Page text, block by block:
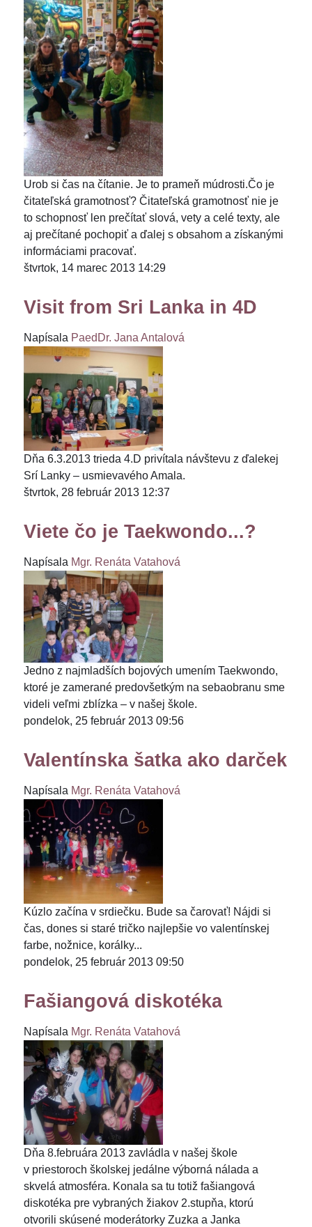
Urob si čas na čítanie. Je to prameň múdrosti.Čo je
čitateľská gramotnosť? Čitateľská gramotnosť nie je
to schopnosť len prečítať slová, vety a celé texty, ale
aj prečítané pochopiť a ďalej s obsahom a získanými
informáciami pracovať.
štvrtok, 14 marec 2013 14:29
Visit from Sri Lanka in 4D
Napísala PaedDr. Jana Antalová
Dňa 6.3.2013 trieda 4.D privítala návštevu z ďalekej
Srí Lanky – usmievavého Amala.
štvrtok, 28 február 2013 12:37
Viete čo je Taekwondo...?
Napísala Mgr. Renáta Vatahová
Jedno z najmladších bojových umením Taekwondo,
ktoré je zamerané predovšetkým na sebaobranu sme
videli veľmi zblízka – v našej škole.
pondelok, 25 február 2013 09:56
Valentínska šatka ako darček
Napísala Mgr. Renáta Vatahová
Kúzlo začína v srdiečku. Bude sa čarovať! Nájdi si
čas, dones si staré tričko najlepšie vo valentínskej
farbe, nožnice, korálky...
pondelok, 25 február 2013 09:50
Fašiangová diskotéka
Napísala Mgr. Renáta Vatahová
Dňa 8.februára 2013 zavládla v našej škole
v priestoroch školskej jedálne výborná nálada a
skvelá atmosféra. Konala sa tu totiž fašiangová
diskotéka pre vybraných žiakov 2.stupňa, ktorú
otvorili skúsené moderátorky Zuzka a Janka